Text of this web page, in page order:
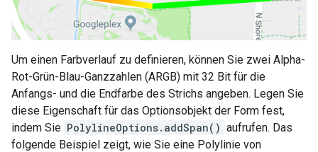
Um einen Farbverlauf zu definieren, können Sie zwei Alpha-
Rot-Grün-Blau-Ganzzahlen (ARGB) mit 32 Bit für die
Anfangs- und die Endfarbe des Strichs angeben. Legen Sie
diese Eigenschaft für das Optionsobjekt der Form fest,
indem Sie PolylineOptions.addSpan() aufrufen. Das
folgende Beispiel zeigt, wie Sie eine Polylinie von